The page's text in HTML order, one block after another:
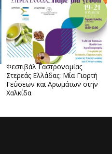
Φεστιβάλ Γαστρονομίας
Στερεάς Ελλάδας: Μία Γιορτή
Γεύσεων και Αρωμάτων στην
Χαλκίδα